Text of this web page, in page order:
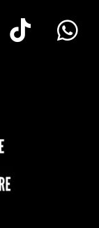
Youtube
Tik